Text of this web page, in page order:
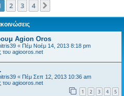
2 3 4
Agion Oros
« Πέμ Νοέμ 14, 2013 8:18 pm
του agiooros.net
« Πέμ Σεπ 12, 2013 10:36 am
του agiooros.net
1 2 3 4 5